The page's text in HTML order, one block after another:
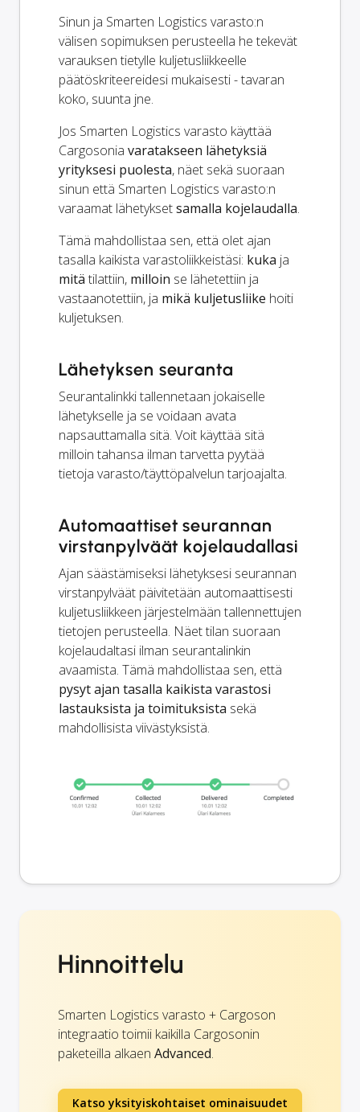
Sinun ja Smarten Logistics varasto:n
välisen sopimuksen perusteella he tekevät
varauksen tietylle kuljetusliikkeelle
päätöskriteereidesi mukaisesti - tavaran
koko, suunta jne.
Jos Smarten Logistics varasto käyttää
Cargosonia varatakseen lähetyksiä
yrityksesi puolesta, näet sekä suoraan
sinun että Smarten Logistics varasto:n
varaamat lähetyksetsamalla kojelaudalla.
Tämä mahdollistaa sen, että olet ajan
tasalla kaikista varastoliikkeistäsi: kuka ja
mitä tilattiin, milloin se lähetettiin ja
vastaanotettiin, ja mikä kuljetusliike hoiti
kuljetuksen.
Lähetyksen seuranta
Seurantalinkki tallennetaan jokaiselle
lähetykselle ja se voidaan avata
napsauttamalla sitä. Voit käyttää sitä
milloin tahansa ilman tarvetta pyytää
tietoja varasto/täyttöpalvelun tarjoajalta.
Automaattiset seurannan
virstanpylväät kojelaudallasi
Ajan säästämiseksi lähetyksesi seurannan
virstanpylväät päivitetään automaattisesti
kuljetusliikkeen järjestelmään tallennettujen
tietojen perusteella. Näet tilan suoraan
kojelaudaltasi ilman seurantalinkin
avaamista. Tämä mahdollistaa sen, että
pysyt ajan tasalla kaikista varastosi
lastauksista ja toimituksista sekä
mahdollisista viivästyksistä.
Hinnoittelu
Smarten Logistics varasto + Cargoson
integraatio toimii kaikilla Cargosonin
paketeilla alkaen Advanced.
Katso yksityiskohtaiset ominaisuudet